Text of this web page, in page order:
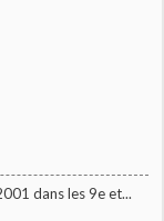
dans les 9e et...